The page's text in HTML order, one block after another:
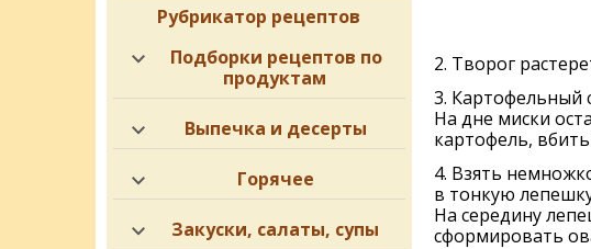
2. Творог
3. Картофельный
На дне миски
картофель,
4. Взять
в тонкую
На середину
сформировать
Рубрикатор рецептов
Подборки рецептов по
продуктам
Выпечка и десерты
Горячее
Закуски, салаты, супы